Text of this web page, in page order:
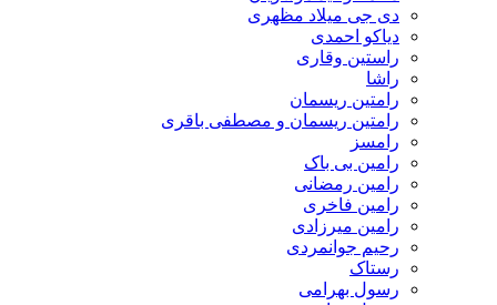
دی جی میلاد مظهری
دیاکو احمدی
راستین وقاری
راشا
رامتین ریسمان
رامتین ریسمان و مصطفی باقری
رامسز
رامین بی باک
رامین رمضانی
رامین فاخری
رامین میرزادی
رحیم جوانمردی
رستاک
رسول بهرامی